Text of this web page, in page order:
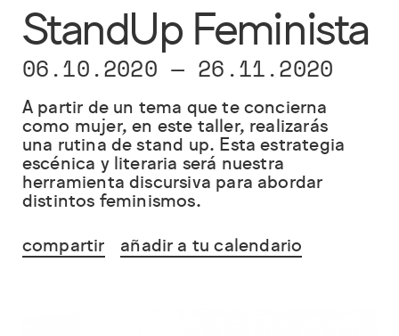
StandUp Feminista
06.10.2020 — 26.11.2020
A partir de un tema que te concierna
como mujer, en este taller, realizarás
una rutina de stand up. Esta estrategia
escénica y literaria será nuestra
herramienta discursiva para abordar
distintos feminismos.
compartir
añadir a tu calendario